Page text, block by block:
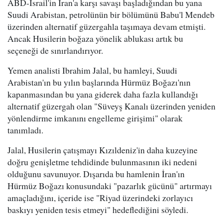
ABD-İsrail'in İran'a karşı savaşı başladığından bu yana
Suudi Arabistan, petrolünün bir bölümünü Babu'l Mendeb
üzerinden alternatif güzergahla taşımaya devam etmişti.
Ancak Husilerin boğaza yönelik ablukası artık bu
seçeneği de sınırlandırıyor.
Yemen analisti Ibrahim Jalal, bu hamleyi, Suudi
Arabistan'ın bu yılın başlarında Hürmüz Boğazı'nın
kapanmasından bu yana giderek daha fazla kullandığı
alternatif güzergah olan "Süveyş Kanalı üzerinden yeniden
yönlendirme imkanını engelleme girişimi" olarak
tanımladı.
Jalal, Husilerin çatışmayı Kızıldeniz'in daha kuzeyine
doğru genişletme tehdidinde bulunmasının iki nedeni
olduğunu savunuyor. Dışarıda bu hamlenin İran'ın
Hürmüz Boğazı konusundaki "pazarlık gücünü" artırmayı
amaçladığını, içeride ise "Riyad üzerindeki zorlayıcı
baskıyı yeniden tesis etmeyi" hedeflediğini söyledi.